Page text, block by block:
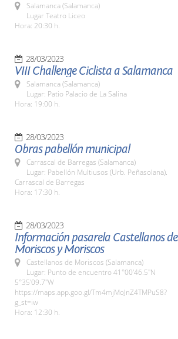
Salamanca (Salamanca)
Lugar Teatro Liceo
Hora: 20:30 h.
28/03/2023
VIII Challenge Ciclista a Salamanca
Salamanca (Salamanca)
Lugar: Patio Palacio de La Salina
Hora: 19:00 h.
28/03/2023
Obras pabellón municipal
Carrascal de Barregas (Salamanca)
Lugar: Pabellón Multiusos (Urb. Peñasolana).
Carrascal de Barregas
Hora: 17:30 h.
28/03/2023
Información pasarela Castellanos de
Moriscos y Moriscos
Castellanos de Moriscos (Salamanca)
Lugar: Punto de encuentro 41°00'46.5"N
5°35'09.7"W
https://maps.app.goo.gl/Tm4mjMoJnZ4TMPuS8?
g_st=iw
Hora: 12:30 h.